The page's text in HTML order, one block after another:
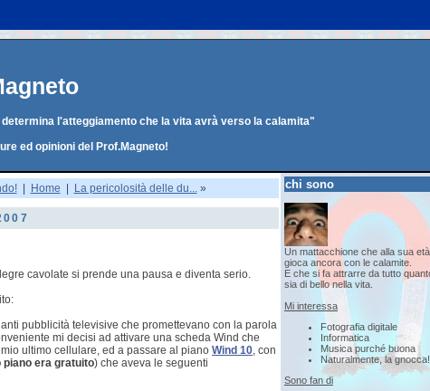
l'atteggiamento che la vita avrà verso la calamita"
ed opinioni del Prof.Magneto!
chi sono
Un mattacchione che alla sua età
gioca ancora con le calamite.
E che si fa attrarre da tutto
sia di bello nella vita.
Mi interessa
Fotografia digitale
Informatica
Musica purché buona
Naturalmente, la gnocca!
Sono fan di
| Home | La pericolosità delle du... »
cavolate si prende una pausa e diventa serio.
pubblicità televisive che promettevano con la parola
mi decisi ad attivare una scheda Wind che
ultimo cellulare, ed a passare al piano Wind 10 , con
era gratuito) che aveva le seguenti